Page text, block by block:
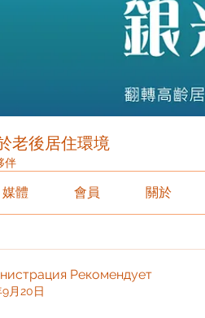
老後居住環境
伴
媒體 會員 關於
Рекомендует
月20日